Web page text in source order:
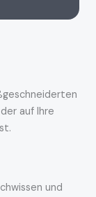
auf Ihre
und